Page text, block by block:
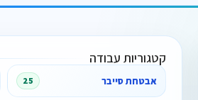
קטגוריות עבודה
אבטחת סייבר 25